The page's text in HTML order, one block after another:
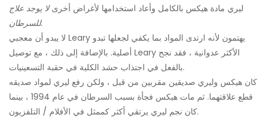
ليري مادة هيكس بالكامل وأعاد استخدامها لأغراض أخرىلا يوجد علاج
للسرطان.
لا يبدو أن معجبي Leary يهتمون لأنه ارتدى المواد بما يكفي لجعلها تبدو
أصلية. بالإضافة إلى ذلك ، مع توصيل Leary الأكثر عدوانية ، فقد نجح
بالفعل في اجتذاب حشد الكلية في حقبة التسعينيات.
كان هيكس وليري صديقين مقربين من قبل ، ولكن رفع ليري لمواد صديقه
قطع علاقتهما. ثم مات هيكس فجأة بسبب السرطان في عام 1994 ، بينما
كان نجم ليري يرتقي أكثر كممثل في الأفلام / التلفزيون.